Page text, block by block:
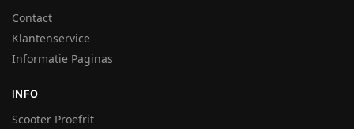
Contact
Klantenservice
Informatie Paginas
INFO
Scooter Proefrit